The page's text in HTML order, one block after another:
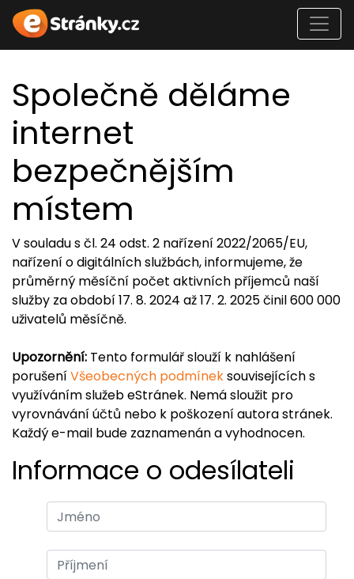
Společně děláme
internet
bezpečnějším
místem
V souladu s čl. 24 odst. 2 nařízení 2022/2065/EU,
nařízení o digitálních službách, informujeme, že
průměrný měsíční počet aktivních příjemců naší
služby za období 17. 8. 2024 až 17. 2. 2025 činil 600 000
uživatelů měsíčně.
Upozornění: Tento formulář slouží k nahlášení
porušeníVšeobecných podmíneksouvisejících s
využíváním služeb eStránek. Nemá sloužit pro
vyrovnávání účtů nebo k poškození autora stránek.
Každý e-mail bude zaznamenán a vyhodnocen.
Informace o odesílateli